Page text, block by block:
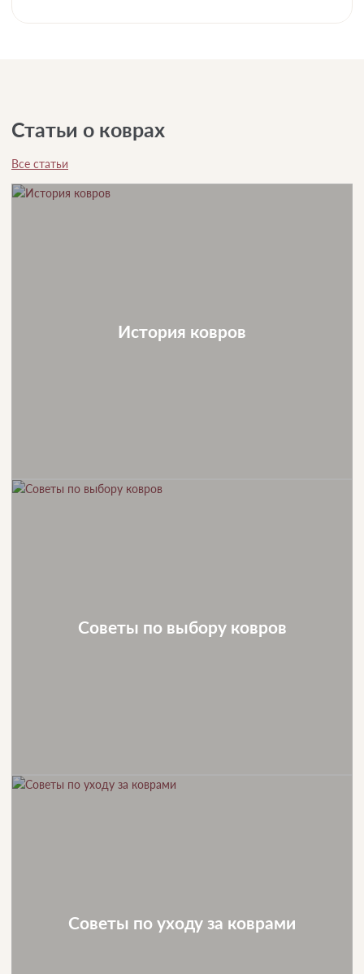
Статьи о коврах
Все статьи
История ковров
Советы по выбору ковров
Советы по уходу за коврами